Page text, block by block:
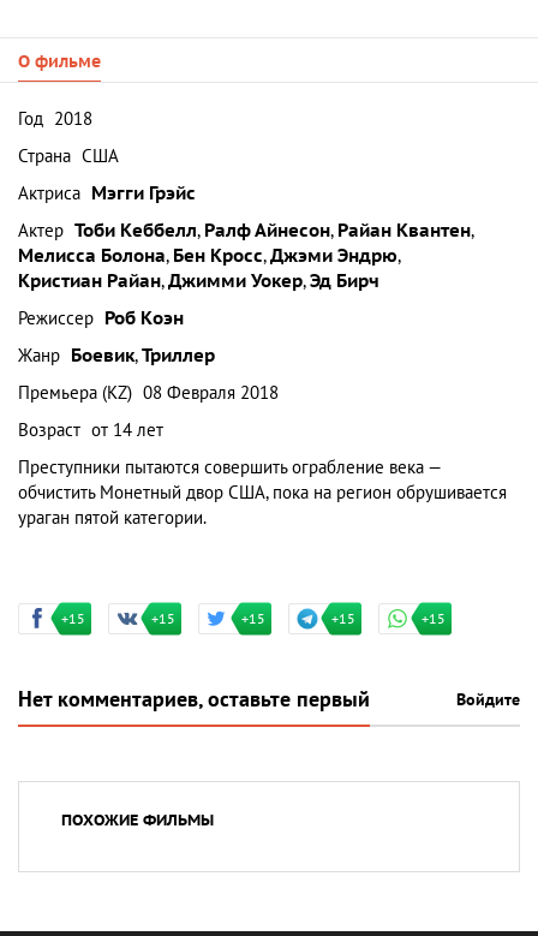
О фильме
Год 2018
Страна США
Актриса Мэгги Грэйс
Актер Тоби Кеббелл, Ралф Айнесон, Райан Квантен,
Мелисса Болона, Бен Кросс,Джэми Эндрю,
Кристиан Райан,Джимми Уокер,Эд Бирч
Режиссер Роб Коэн
Жанр Боевик,Триллер
Премьера (KZ) 08 Февраля 2018
Возраст от 14 лет
Преступники пытаются совершить ограбление века —
обчистить Монетный двор США, пока на регион обрушивается
ураган пятой категории.
+15 +15 +15 +15 +15
Нет комментариев, оставьте первый Войдите
ПОХОЖИЕ ФИЛЬМЫ